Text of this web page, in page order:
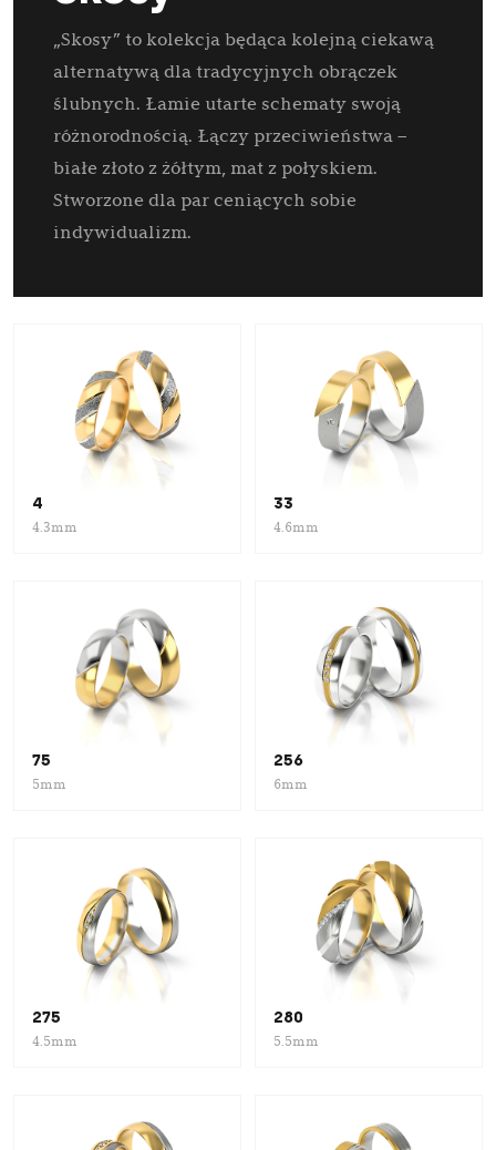
„Skosy” to kolekcja będąca kolejną ciekawą
alternatywą dla tradycyjnych obrączek
ślubnych. Łamie utarte schematy swoją
różnorodnością. Łączy przeciwieństwa –
białe złoto z żółtym, mat z połyskiem.
Stworzone dla par ceniących sobie
indywidualizm.
4
4.3mm
33
4.6mm
75
5mm
256
6mm
275
4.5mm
280
5.5mm